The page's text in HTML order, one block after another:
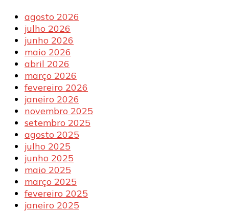
agosto 2026
julho 2026
junho 2026
maio 2026
abril 2026
março 2026
fevereiro 2026
janeiro 2026
novembro 2025
setembro 2025
agosto 2025
julho 2025
junho 2025
maio 2025
março 2025
fevereiro 2025
janeiro 2025